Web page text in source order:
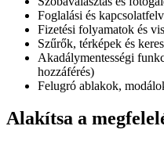
Foglalási és
Fizetési folyamatok és
Szűrők, térképek és
Akadálymentességi
hozzáférés)
Felugró ablakok,
Alakítsa a